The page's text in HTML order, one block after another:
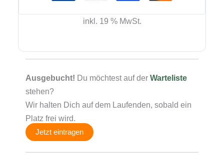
inkl. 19 % MwSt.
Ausgebucht! Du möchtest auf der Warteliste
stehen?
Wir halten Dich auf dem Laufenden, sobald ein
Platz frei wird.
Jetzt eintragen